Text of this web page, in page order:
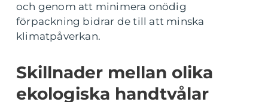
och genom att minimera onödig
förpackning bidrar de till att minska
klimatpåverkan.
Skillnader mellan olika
ekologiska handtvålar